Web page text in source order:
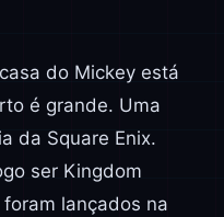
do Mickey está
é grande. Uma
da Square Enix.
ser Kingdom
lançados na